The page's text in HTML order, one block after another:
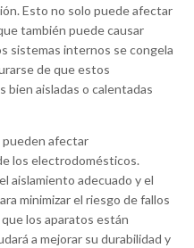
Esto no solo puede afectar
también puede causar
sistemas internos se congela
de que estos
bien aisladas o calentadas
pueden afectar
los electrodomésticos.
aislamiento adecuado y el
minimizar el riesgo de fallos
los aparatos están
a mejorar su durabilidad y